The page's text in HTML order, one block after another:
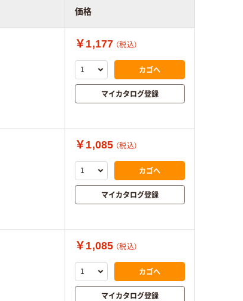
価格
￥1,177 （税込）
カゴへ
マイカタログ登録
￥1,085 （税込）
カゴへ
マイカタログ登録
￥1,085 （税込）
カゴへ
マイカタログ登録